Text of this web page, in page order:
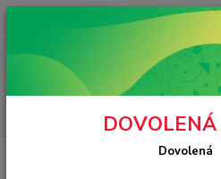
Chat / Online podpora - 24/7
Dovolená